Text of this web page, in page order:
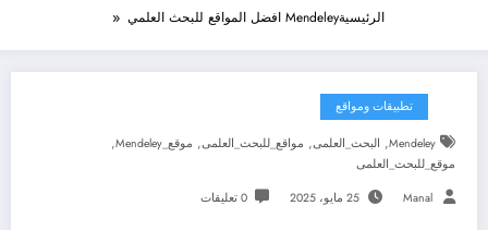
الرئيسيةMendeley افضل المواقع للبحث العلمي
تطبيقات ومواقع
Mendeley
, البحث_العلمى, مواقع_للبحث_العلمى, موقع_Mendeley ,
موقع_للبحث_العلمى
Manal 25 مايو، 2025 0 تعليقات